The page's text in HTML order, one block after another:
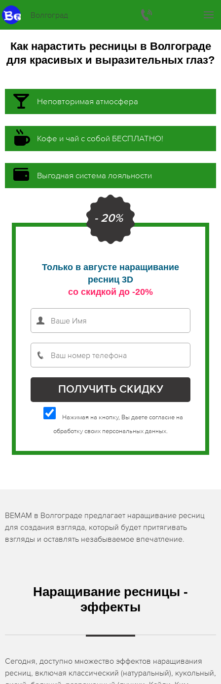
Волгоград
Как нарастить ресницы в Волгограде
для красивых и выразительных глаз?
Неповторимая атмосфера
Кофе и чай с собой БЕСПЛАТНО!
Выгодная система лояльности
- 20%
Только в августе наращивание
ресниц 3D
со скидкой до -20%
Нажимая на кнопку, Вы даете согласие на
обработку своих персональных данных.
BEMAM в Волгограде предлагает наращивание ресниц
для создания взгляда, который будет притягивать
взгляды и оставлять незабываемое впечатление.
Наращивание ресницы -
эффекты
Сегодня, доступно множество эффектов наращивания
ресниц, включая классический (натуральный), кукольный,